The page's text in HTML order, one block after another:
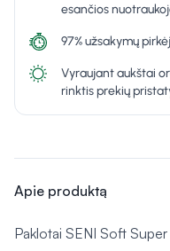
esančios
97% užsakymų
Vyraujant aukštai
rinktis prekių
Apie produktą
Paklotai SENI Soft